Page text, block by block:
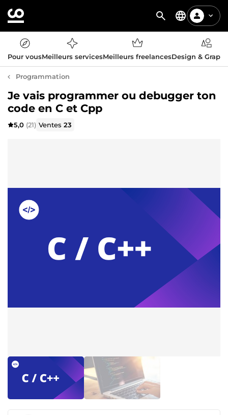
Pour vousMeilleurs servicesMeilleurs freelancesDesign &
Programmation
Je vais programmer ou debugger ton
code en C et Cpp
5,0 (21) Ventes23